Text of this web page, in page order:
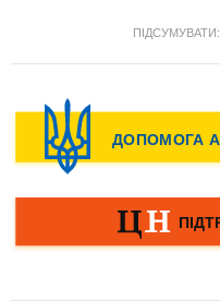
ПІДСУМУВАТИ: